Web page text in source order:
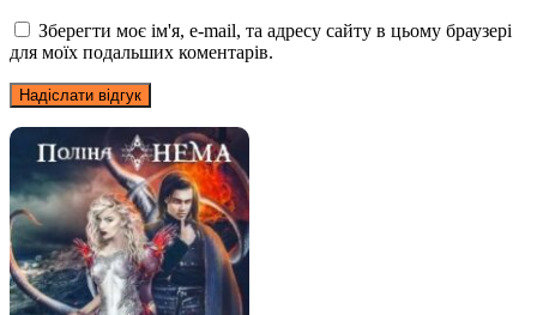
Зберегти моє ім'я, e-mail, та адресу сайту в цьому браузері
для моїх подальших коментарів.